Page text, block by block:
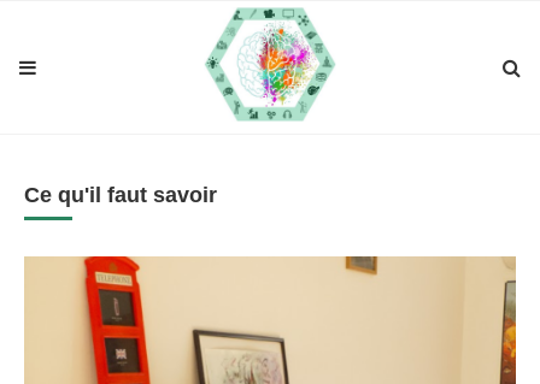
Ce qu'il faut savoir